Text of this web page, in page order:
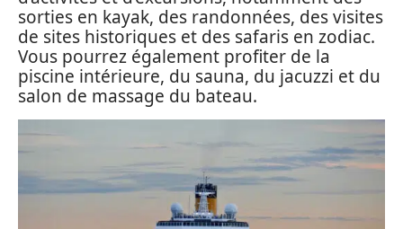
sorties en kayak, des randonnées, des visites
de sites historiques et des safaris en zodiac.
Vous pourrez également profiter de la
piscine intérieure, du sauna, du jacuzzi et du
salon de massage du bateau.